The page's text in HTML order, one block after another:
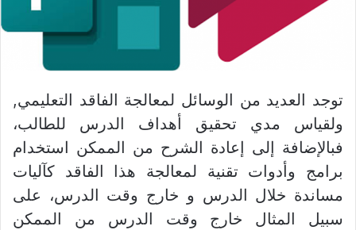
توجد العديد من الوسائل لمعالجة الفاقد التعليمي,
ولقياس مدي تحقيق أهداف الدرس للطالب،
فبالإضافة إلى إعادة الشرح من الممكن استخدام
برامج وأدوات تقنية لمعالجة هذا الفاقد كآليات
مساندة خلال الدرس و خارج وقت الدرس، على
سبيل المثال خارج وقت الدرس من الممكن